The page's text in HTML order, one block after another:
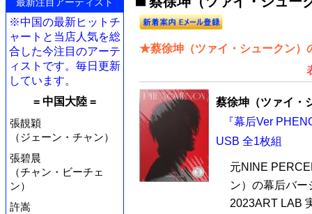
※中国の最新ヒットチ
ャートと当店人気を総
合した今注目のアーテ
ィストです。毎日更新
しています。
= 中国大陸 =
張靚穎
（ジェーン・チャン）
張碧晨
（チャン・ビーチェ
ン）
許嵩
★蔡徐坤（ツァイ・シュークン）
蔡徐坤（ツァイ・
『幕后Ver
USB 全1枚組
元NINE
ン）の幕后バ
2023ART LAB